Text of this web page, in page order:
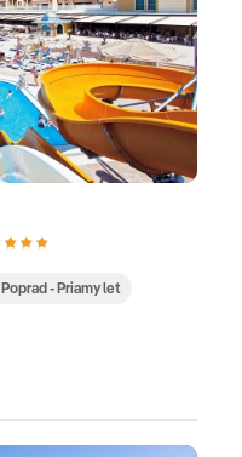
Poprad - Priamy let